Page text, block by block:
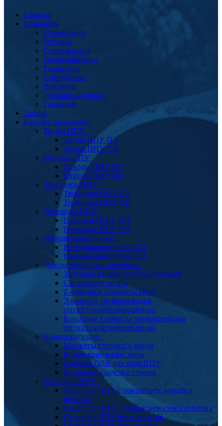
Главная
Компания
О компании
История
Сертификаты
Наши партнеры
Реквизиты
Сотрудники
Вакансии
Доставка и оплата
Гарантия
Акции
Каталог продукции
Трубы ППУ
Трубы ППУ ПЭ
Трубы ППУ ОЦ
Отводы ППУ
Отводы ППУ ПЭ
Отводы ППУ ОЦ
Тройники ППУ
Тройники ППУ ПЭ
Тройники ППУ ОЦ
Переходы ППУ
Переходы ППУ ПЭ
Переходы ППУ ОЦ
Неподвижные опоры
Неподвижная опора ПЭ
Неподвижная опора ОЦ
Другие фасонные элементы
Заглушка изоляции металлическая
Скользящие опоры
Z-образные элементы ППУ
Элементы трубопроводов
теплогидроизолированные
Концевые элементы трубопроводов
теплогидроизолированные
Комплектующие
Манжеты стенового ввода
Компенсирующие маты
Система ОДК для труб ППУ
Комплекты заделки стыков
Скорлупа ППУ
Скорлупа ППУ с покрытием армофол
(фольга)
Скорлупа ППУ с покрытием стеклопластик
Скорлупа ППУ без покрытия